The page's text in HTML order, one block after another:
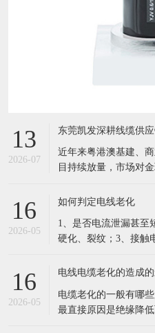
13
2026-07
近年来粤港澳基建、
目持续放量，市场对
的凯发电线电缆，依
应商。 公司现有六万余种线缆规格现货储备，覆
盖35KV高压电缆、低
16
2026-05
如何判定电线老化
1、是否电流泄漏甚至
硬化、裂纹；3、接触
荷运行。超负荷运行
集肤效应以及钢铠的
会产乍附加热量，从
16
2026-05
电缆老化的一般有哪
最直接原因是绝缘降